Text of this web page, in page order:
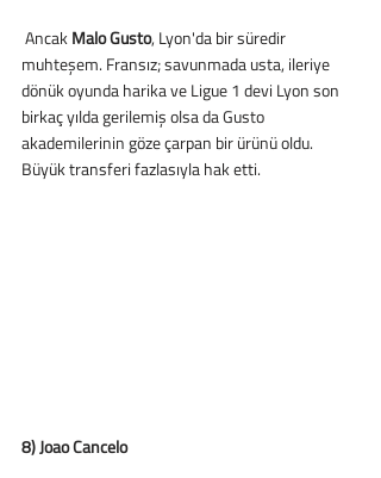
Ancak Malo Gusto, Lyon'da bir süredir
muhteşem. Fransız; savunmada usta, ileriye
dönük oyunda harika ve Ligue 1 devi Lyon son
birkaç yılda gerilemiş olsa da Gusto
akademilerinin göze çarpan bir ürünü oldu.
Büyük transferi fazlasıyla hak etti.
8) Joao Cancelo